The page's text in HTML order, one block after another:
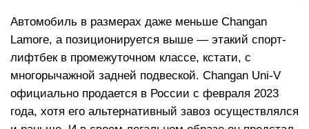
Автомобиль в размерах даже меньше Changan
Lamore, а позиционируется выше — этакий спорт-
лифтбек в промежуточном классе, кстати, с
многорычажной задней подвеской. Changan Uni-V
официально продается в России с февраля 2023
года, хотя его альтернативный завоз осуществлялся